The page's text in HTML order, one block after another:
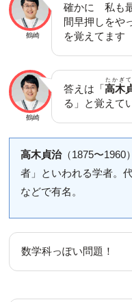
鶴崎
確かに 私も
間早押しをや
を覚えてます
鶴崎
答えは「高木
たかぎ
る」と覚えて
高木貞治（1875〜1960
者」といわれる学者。
などで有名。
数学科っぽい問題！